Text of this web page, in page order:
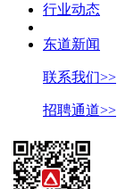
行业动态
东道新闻
联系我们>>
招聘通道>>